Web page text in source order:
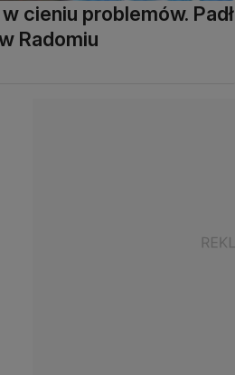
cieniu problemów. Padł
Radomiu